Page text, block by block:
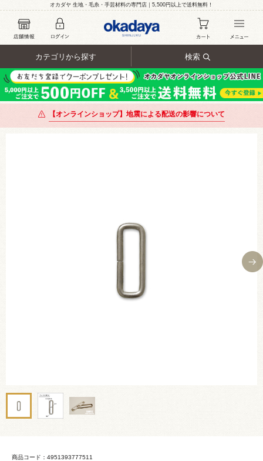
オカダヤ 生地・毛糸・手芸材料の専門店｜5,500円以上で送料無料！
カテゴリから探す 検索
【オンラインショップ】地震による配送の影響について
商品コード：4951393777511